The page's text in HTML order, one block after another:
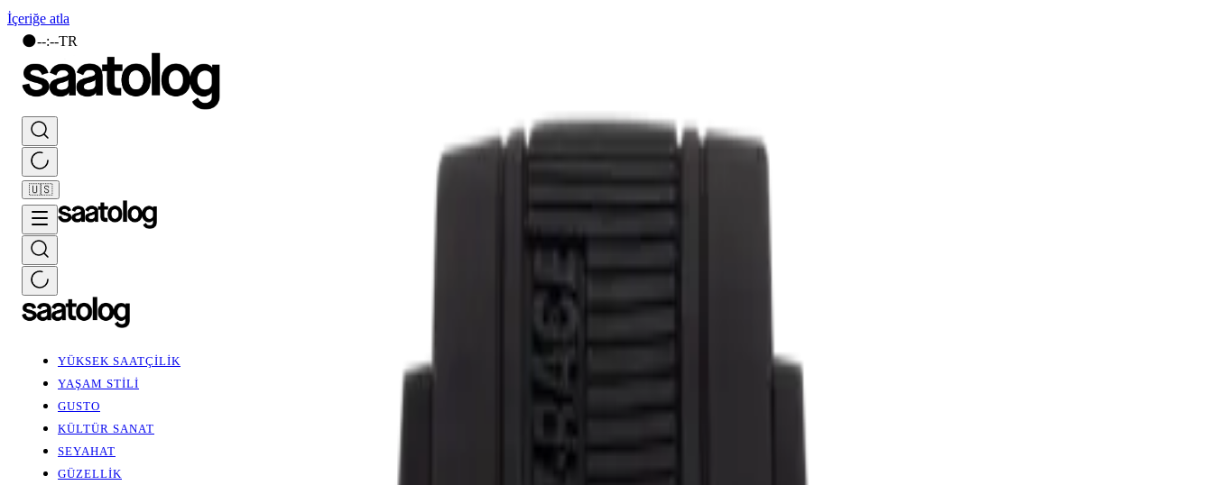
İçeriğe atla
🌑--:--TR
🇺🇸
YÜKSEK SAATÇİLİK
YAŞAM STİLİ
GUSTO
KÜLTÜR SANAT
SEYAHAT
GÜZELLİK